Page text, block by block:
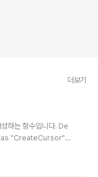
더보기
하는 함수입니다. De
"CreateCursor"
nHeight As Int